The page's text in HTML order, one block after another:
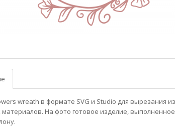
wreath в формате SVG и Studio для вырезания из
На фото готовое изделие,